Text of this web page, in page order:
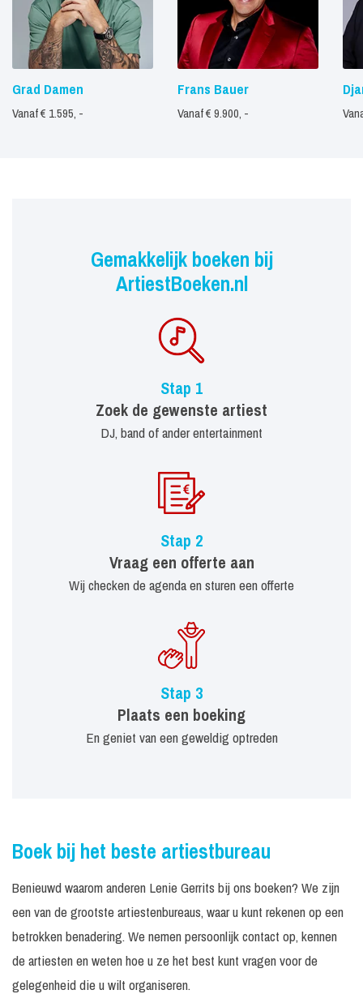
Grad Damen
Vanaf € 1.595, -
Frans Bauer
Vanaf € 9.900, -
Gemakkelijk boeken bij
ArtiestBoeken.nl
Stap 1
Zoek de gewenste artiest
DJ, band of ander entertainment
Stap 2
Vraag een offerte aan
Wij checken de agenda en sturen een offerte
Stap 3
Plaats een boeking
En geniet van een geweldig optreden
Boek bij het beste artiestbureau
Benieuwd waarom anderen Lenie Gerrits bij ons boeken? We zijn
een van de grootste artiestenbureaus, waar u kunt rekenen op een
betrokken benadering. We nemen persoonlijk contact op, kennen
de artiesten en weten hoe u ze het best kunt vragen voor de
gelegenheid die u wilt organiseren.